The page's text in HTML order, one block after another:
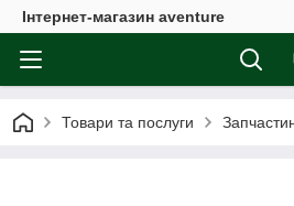
Інтернет-магазин aventure
Товари та послуги